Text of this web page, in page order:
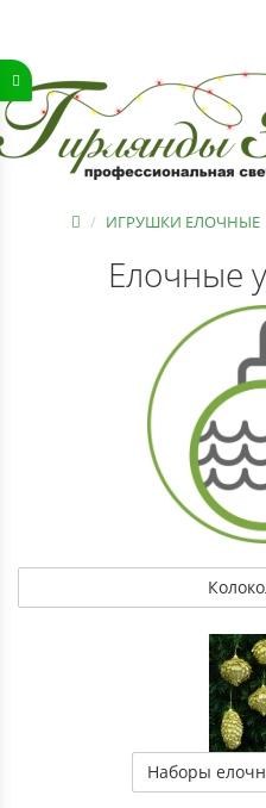
ИГРУШКИ ЕЛОЧНЫЕ
Елочные
Наборы